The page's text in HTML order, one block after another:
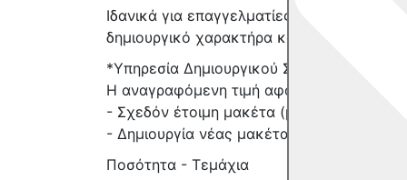
Ιδανικά για επαγγελματίες, εστιατόρια,
δημιουργικό χαρακτήρα και μακροχρόνια
*Υπηρεσία Δημιουργικού Σχεδιασμού
Η αναγραφόμενη τιμή αφορά
- Σχεδόν έτοιμη μακέτα (με λίγες
- Δημιουργία νέας μακέτας: +25€
Ποσότητα - Τεμάχια